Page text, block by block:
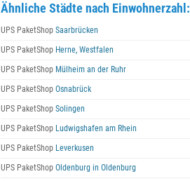
Ähnliche Städte nach Einwohnerzahl:
UPS PaketShop Saarbrücken
UPS PaketShop Herne, Westfalen
UPS PaketShop Mülheim an der Ruhr
UPS PaketShop Osnabrück
UPS PaketShop Solingen
UPS PaketShop Ludwigshafen am Rhein
UPS PaketShop Leverkusen
UPS PaketShop Oldenburg in Oldenburg